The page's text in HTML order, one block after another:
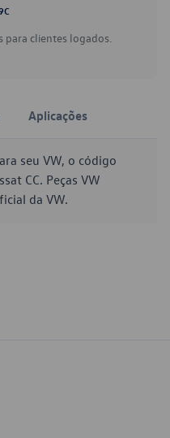
para clientes logados.
Aplicações
seu VW, o código
CC. Peças VW
da VW.